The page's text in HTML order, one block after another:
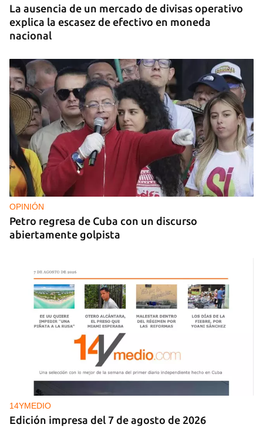
La ausencia de un mercado de divisas operativo
explica la escasez de efectivo en moneda
nacional
OPINIÓN
Petro regresa de Cuba con un discurso
abiertamente golpista
14YMEDIO
Edición impresa del 7 de agosto de 2026